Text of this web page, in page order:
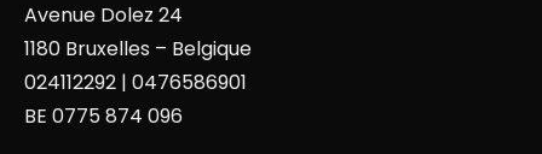
Avenue Dolez 24
1180 Bruxelles – Belgique
024112292 | 0476586901
BE 0775 874 096